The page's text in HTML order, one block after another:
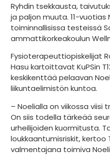
Ryhdin tsekkausta,
ja paljon muuta. 11-vuotias
toiminnallisissa testeissä
ammattikorkeakoulun
Fysioterapeuttiopiskelijat
Hasu kartoittavat KuPSin
keskikenttää pelaavan
liikuntaelimistön kuntoa.
– Noelialla on viikossa viisi
On siis todella tärkeää
urheilijoiden kuormitusta.
loukkaantumisriskit, kertoo
valmentajana toimiva